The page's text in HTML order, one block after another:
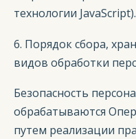
технологии JavaScript).
6. Порядок сбора,
видов обработки
Безопасность
обрабатываются
путем реализации